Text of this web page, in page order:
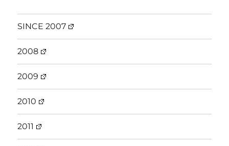
SINCE 2007
2008
2009
2010
2011